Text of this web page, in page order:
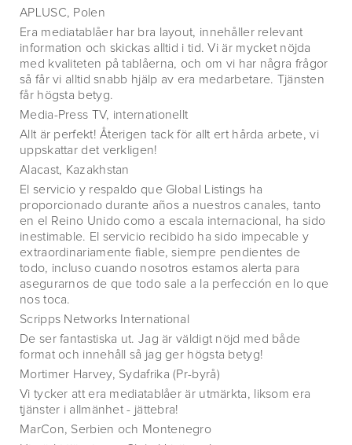
APLUSC, Polen
Era mediatablåer har bra layout, innehåller relevant
information och skickas alltid i tid. Vi är mycket nöjda
med kvaliteten på tablåerna, och om vi har några frågor
så får vi alltid snabb hjälp av era medarbetare. Tjänsten
får högsta betyg.
Media-Press TV, internationellt
Allt är perfekt! Återigen tack för allt ert hårda arbete, vi
uppskattar det verkligen!
Alacast, Kazakhstan
El servicio y respaldo que Global Listings ha
proporcionado durante años a nuestros canales, tanto
en el Reino Unido como a escala internacional, ha sido
inestimable. El servicio recibido ha sido impecable y
extraordinariamente fiable, siempre pendientes de
todo, incluso cuando nosotros estamos alerta para
asegurarnos de que todo sale a la perfección en lo que
nos toca.
Scripps Networks International
De ser fantastiska ut. Jag är väldigt nöjd med både
format och innehåll så jag ger högsta betyg!
Mortimer Harvey, Sydafrika (Pr-byrå)
Vi tycker att era mediatablåer är utmärkta, liksom era
tjänster i allmänhet - jättebra!
MarCon, Serbien och Montenegro